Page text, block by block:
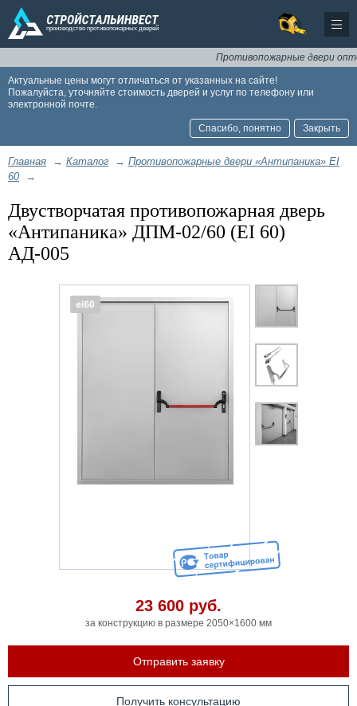
Противопожарные двери оптом
Актуальные цены могут отличаться от указанных на сайте!
Пожалуйста, уточняйте стоимость дверей и услуг по телефону или
электронной почте.
Спасибо, понятно Закрыть
Главная → Каталог → Противопожарные двери «Антипаника» EI
60 →
Двустворчатая противопожарная дверь
«Антипаника» ДПМ-02/60 (EI 60)
АД-005
23 600 руб.
за конструкцию в размере 2050×1600 мм
Отправить заявку
Получить консультацию